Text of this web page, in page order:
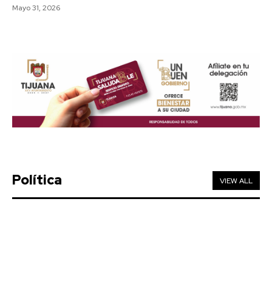
Mayo 31, 2026
Política VIEW ALL